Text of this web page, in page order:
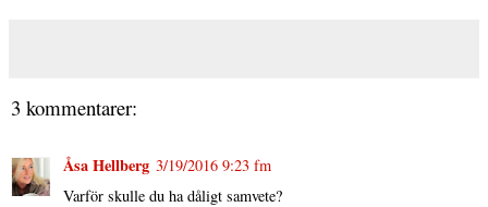
3 kommentarer:
Åsa Hellberg 3/19/2016 9:23 fm
Varför skulle du ha dåligt samvete?